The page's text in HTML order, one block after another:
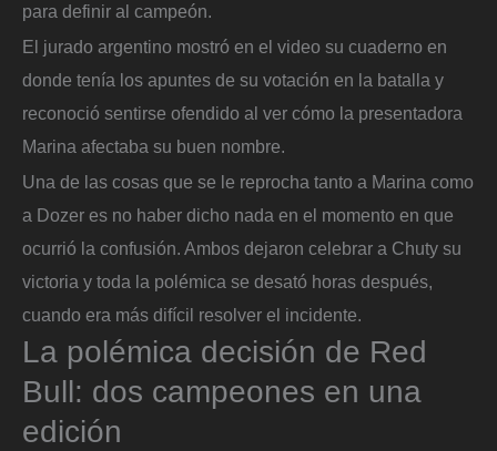
para definir al campeón.
El jurado argentino mostró en el video su cuaderno en
donde tenía los apuntes de su votación en la batalla y
reconoció sentirse ofendido al ver cómo la presentadora
Marina afectaba su buen nombre.
Una de las cosas que se le reprocha tanto a Marina como
a Dozer es no haber dicho nada en el momento en que
ocurrió la confusión. Ambos dejaron celebrar a Chuty su
victoria y toda la polémica se desató horas después,
cuando era más difícil resolver el incidente.
La polémica decisión de Red
Bull: dos campeones en una
edición